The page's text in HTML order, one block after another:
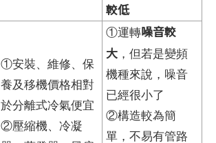
較低
①安裝、維修、保
養及移機價格相對
於分離式冷氣便宜
②壓縮機、冷凝
①運轉噪音較
大 ，但若是變頻
機種來說，噪音
已經很小了
②構造較為簡
單，不易有管路